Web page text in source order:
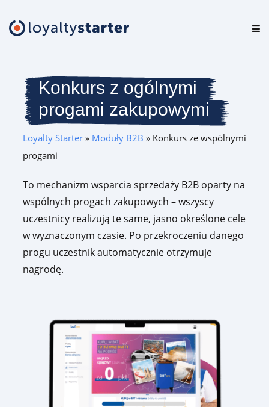
Oferta
Cennik
Zasoby
Testuj za darmo
Umów prezentację
Konkurs z ogólnymi
progami zakupowymi
Loyalty Starter» Moduły B2B » Konkurs ze wspólnymi
progami
To mechanizm wsparcia sprzedaży B2B oparty na
wspólnych progach zakupowych – wszyscy
uczestnicy realizują te same, jasno określone cele
w wyznaczonym czasie. Po przekroczeniu danego
progu uczestnik automatycznie otrzymuje
nagrodę.